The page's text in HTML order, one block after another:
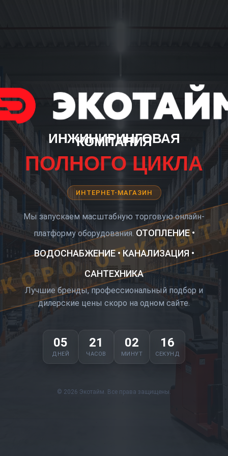
ИНЖИНИРИНГОВАЯ
КОМПАНИЯ
ПОЛНОГО ЦИКЛА
ИНТЕРНЕТ-МАГАЗИН
Мы запускаем масштабную торговую онлайн-
платформу оборудования. ОТОПЛЕНИЕ •
ВОДОСНАБЖЕНИЕ • КАНАЛИЗАЦИЯ •
САНТЕХНИКА
Лучшие бренды, профессиональный подбор и
дилерские цены скоро на одном сайте.
05
ДНЕЙ
21
ЧАСОВ
02
МИНУТ
16
СЕКУНД
© 2026 Экотайм. Все права защищены.